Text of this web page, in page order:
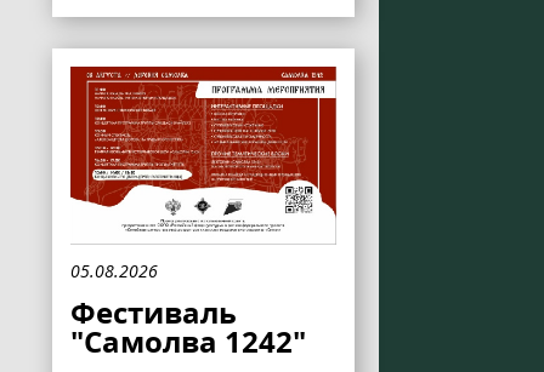
05.08.2026
Фестиваль
"Самолва 1242"